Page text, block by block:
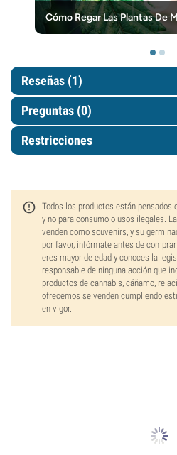
Cómo Regar Las Plantas De
Reseñas (1)
Preguntas (0)
Restricciones
Todos los productos están
y no para consumo o usos ilegales.
venden como souvenirs, y su
por favor, infórmate antes de
eres mayor de edad y conoces la
responsable de ninguna acción que
productos de cannabis, cáñamo,
ofrecemos se venden cumpliendo
en vigor.